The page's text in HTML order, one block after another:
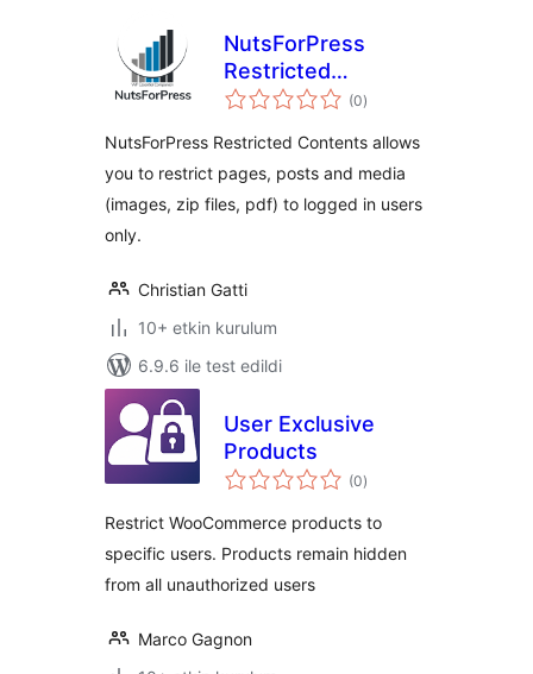
NutsForPress
Restricted
Contents
(0toplam
puan
)
NutsForPress Restricted Contents allows
you to restrict pages, posts and media
(images, zip files, pdf) to logged in users
only.
Christian Gatti
10+ etkin kurulum
6.9.6 ile test edildi
User Exclusive
Products
(0toplam
puan
)
Restrict WooCommerce products to
specific users. Products remain hidden
from all unauthorized users
Marco Gagnon